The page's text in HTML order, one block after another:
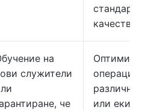
качество
на
служители
че
или екипи